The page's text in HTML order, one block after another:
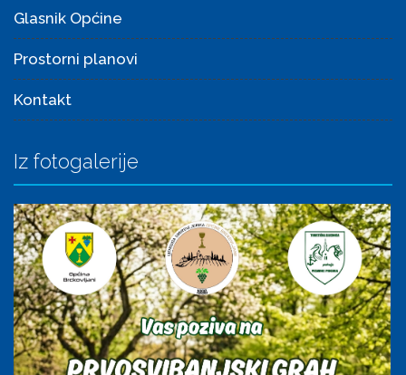
Glasnik Općine
Prostorni planovi
Kontakt
Iz fotogalerije